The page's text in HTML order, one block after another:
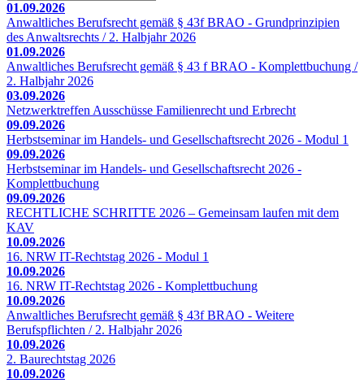
01.09.2026
Anwaltliches Berufsrecht gemäß § 43f BRAO - Grundprinzipien
des Anwaltsrechts / 2. Halbjahr 2026
01.09.2026
Anwaltliches Berufsrecht gemäß § 43 f BRAO - Komplettbuchung /
2. Halbjahr 2026
03.09.2026
Netzwerktreffen Ausschüsse Familienrecht und Erbrecht
09.09.2026
Herbstseminar im Handels- und Gesellschaftsrecht 2026 - Modul 1
09.09.2026
Herbstseminar im Handels- und Gesellschaftsrecht 2026 -
Komplettbuchung
09.09.2026
RECHTLICHE SCHRITTE 2026 – Gemeinsam laufen mit dem
KAV
10.09.2026
16. NRW IT-Rechtstag 2026 - Modul 1
10.09.2026
16. NRW IT-Rechtstag 2026 - Komplettbuchung
10.09.2026
Anwaltliches Berufsrecht gemäß § 43f BRAO - Weitere
Berufspflichten / 2. Halbjahr 2026
10.09.2026
2. Baurechtstag 2026
10.09.2026